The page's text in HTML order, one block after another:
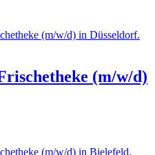
(m/w/d)